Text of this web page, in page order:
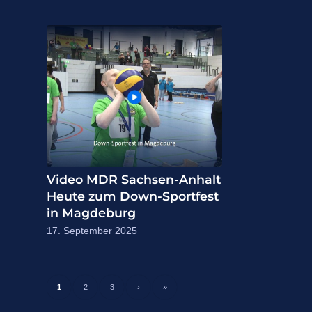
Video MDR Sachsen-Anhalt
Heute zum Down-Sportfest
in Magdeburg
17. September 2025
1 2 3 › »